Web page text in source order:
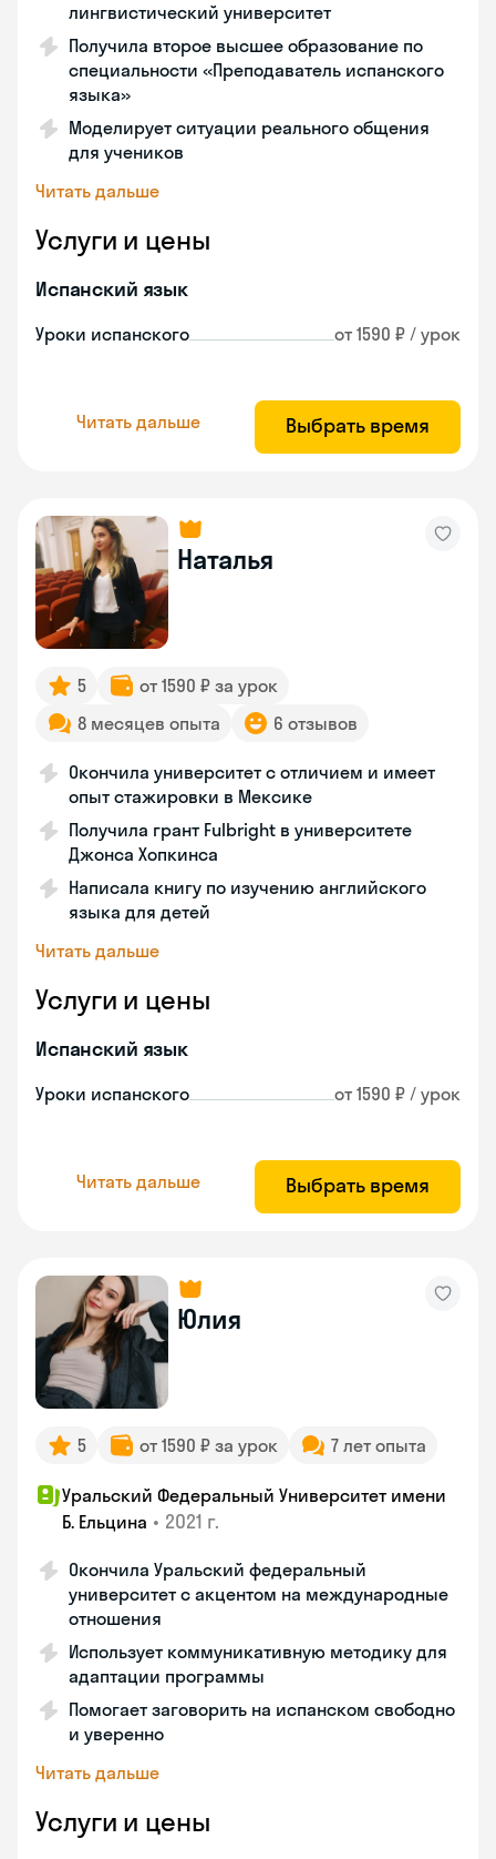
лингвистический университет
Получила второе высшее образование по
специальности «Преподаватель испанского
языка»
Моделирует ситуации реального общения
для учеников
Читать дальше
Услуги и цены
Испанский язык
Уроки испанского от 1590 ₽ / урок
Читать дальше Выбрать время
Наталья
5
от 1590 ₽ за урок
8 месяцев опыта
6 отзывов
Окончила университет с отличием и имеет
опыт стажировки в Мексике
Получила грант Fulbright в университете
Джонса Хопкинса
Написала книгу по изучению английского
языка для детей
Читать дальше
Услуги и цены
Испанский язык
Уроки испанского от 1590 ₽ / урок
Читать дальше Выбрать время
Юлия
5 от 1590 ₽ за урок 7 лет опыта
Уральский Федеральный Университет имени
Б. Ельцина • 2021 г.
Окончила Уральский федеральный
университет с акцентом на международные
отношения
Использует коммуникативную методику для
адаптации программы
Помогает заговорить на испанском свободно
и уверенно
Читать дальше
Услуги и цены